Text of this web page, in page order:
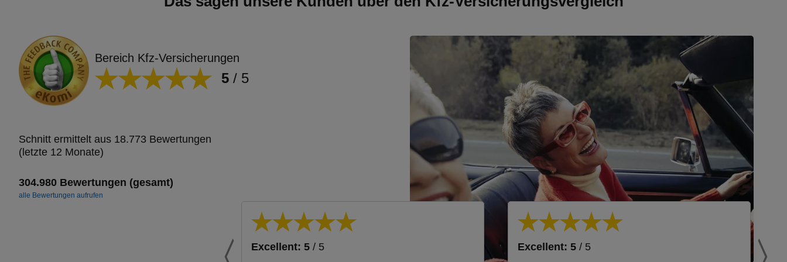
Bereich Kfz-Versicherungen
5 / 5
Schnitt ermittelt aus 18.773 Bewertungen
(letzte 12 Monate)
304.980 Bewertungen (gesamt)
alle Bewertungen aufrufen
Excellent: 5 / 5 Excellent: 5 / 5